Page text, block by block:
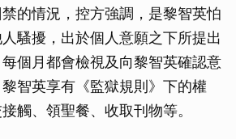
的情況，控方強調，是黎智英怕
騷擾，出於個人意願之下所提出
個月都會檢視及向黎智英確認意
智英享有《監獄規則》下的權
觸、領聖餐、收取刊物等。